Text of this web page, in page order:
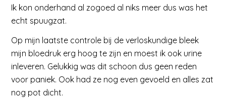
Ik kon onderhand al zogoed al niks meer dus was het
echt spuugzat.
Op mijn laatste controle bij de verloskundige bleek
mijn bloedruk erg hoog te zijn en moest ik ook urine
inleveren. Gelukkig was dit schoon dus geen reden
voor paniek. Ook had ze nog even gevoeld en alles zat
nog pot dicht.